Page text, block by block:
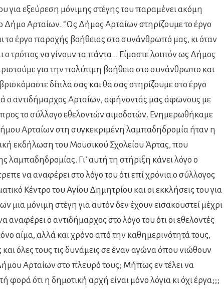
για εξεύρεση μόνιμης στέγης του παραμένει ακόμη
Δήμο Αρταίων. “Ως Δήμος Αρταίων στηρίζουμε το έργο
το έργο παροχής βοήθειας στο συνάνθρωπό μας, κι όταν
ο τρόπος να γίνουν τα πάντα… Είμαστε λοιπόν ως Δήμος
για την πολύτιμη βοήθεια στο συνάνθρωπο και
δίπλα σας και θα σας στηρίζουμε στο έργο
ο αντιδήμαρχος Αρταίων, αφήνοντάς μας άφωνους με
το σύλλογο εθελοντών αιμοδοτών. Ενημερωθήκαμε
Αρταίων στη συγκεκριμένη λαμπαδηδρομία ήταν η
εκδήλωση του Μουσικού Σχολείου Άρτας, που
λαμπαδηδρομίας. Γι’ αυτή τη στήριξη κάνει λόγο ο
να αναφέρει στο λόγο του ότι επί χρόνια ο σύλλογος
Κέντρο του Αγίου Δημητρίου και οι εκκλήσεις του για
μια μόνιμη στέγη για αυτόν δεν έχουν εισακουστεί μέχρι
ο αντιδήμαρχος στο λόγο του ότι οι εθελοντές
αίμα, αλλά και χρόνο από την καθημερινότητά τους,
όλες τους τις δυνάμεις σε έναν αγώνα όπου νιώθουν
Αρταίων στο πλευρό τους; Μήπως εν τέλει να
φορά ότι η δημοτική αρχή είναι μόνο λόγια κι όχι έργα;;;